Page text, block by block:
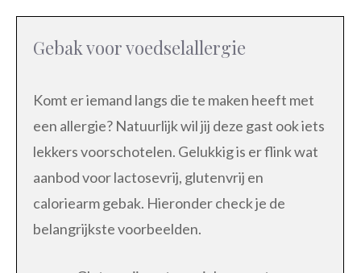
Gebak voor voedselallergie
Komt er iemand langs die te maken heeft met
een allergie? Natuurlijk wil jij deze gast ook iets
lekkers voorschotelen. Gelukkig is er flink wat
aanbod voor lactosevrij, glutenvrij en
caloriearm gebak. Hieronder check je de
belangrijkste voorbeelden.